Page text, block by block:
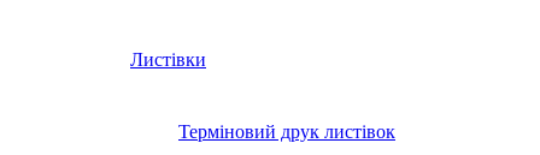
Листівки
Терміновий друк листівок